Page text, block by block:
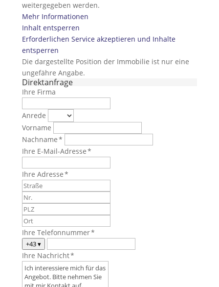
weitergegeben werden.
Mehr Informationen
Inhalt entsperren
Erforderlichen Service akzeptieren und Inhalte
entsperren
Die dargestellte Position der Immobilie ist nur eine
ungefähre Angabe.
Direktanfrage
Ihre Firma
Anrede
Vorname
Nachname *
Ihre E-Mail-Adresse *
Ihre Adresse *
Ihre Telefonnummer *
+43▾
Ihre Nachricht *